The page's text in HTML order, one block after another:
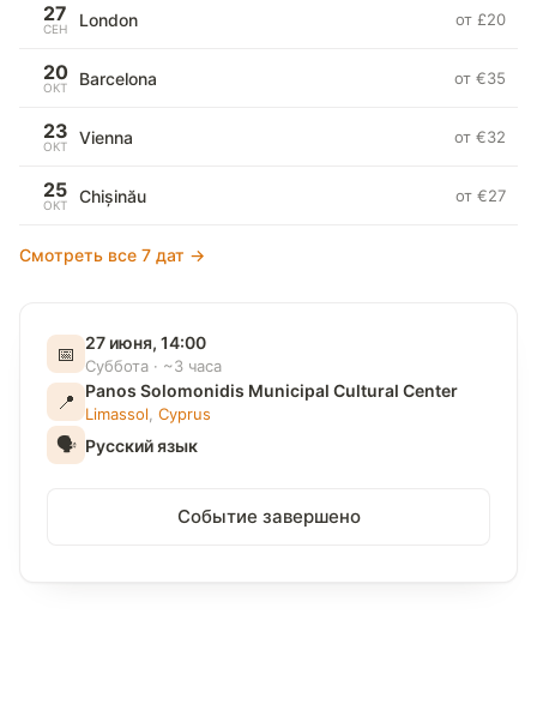
27
СЕН London от £20
20
ОКТ Barcelona от €35
23
ОКТ Vienna от €32
25
ОКТ Chișinău от €27
Смотреть все 7 дат →
📅 27 июня, 14:00
Суббота · ~3 часа
📍 Panos Solomonidis Municipal Cultural Center
Limassol Cyprus
🗣 Русский язык
Событие завершено